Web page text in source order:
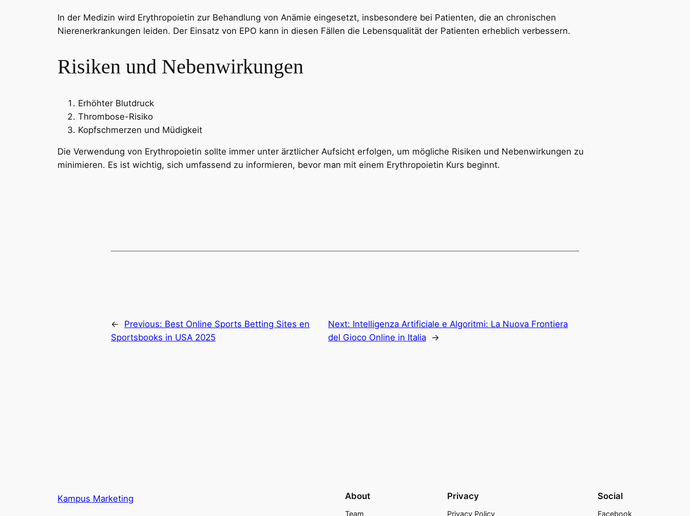
In der Medizin wird Erythropoietin zur Behandlung von Anämie eingesetzt, insbesondere bei Patienten, die an chronischen
Nierenerkrankungen leiden. Der Einsatz von EPO kann in diesen Fällen die Lebensqualität der Patienten erheblich verbessern.
Risiken und Nebenwirkungen
Erhöhter Blutdruck
Thrombose-Risiko
Kopfschmerzen und Müdigkeit
Die Verwendung von Erythropoietin sollte immer unter ärztlicher Aufsicht erfolgen, um mögliche Risiken und Nebenwirkungen zu
minimieren. Es ist wichtig, sich umfassend zu informieren, bevor man mit einem Erythropoietin Kurs beginnt.
← Previous: Best Online Sports Betting Sites en
Sportsbooks in USA 2025
Next: Intelligenza Artificiale e Algoritmi: La Nuova Frontiera
del Gioco Online in Italia →
Kampus Marketing About
Team
Privacy
Privacy Policy
Social
Facebook